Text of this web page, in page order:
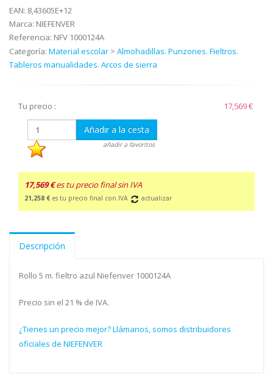
EAN: 8,43605E+12
Marca: NIEFENVER
Referencia: NFV 1000124A
Categoría: Material escolar > Almohadillas. Punzones. Fieltros.
Tableros manualidades. Arcos de sierra
Tu precio : 17,569 €
Añadir a la cesta
añadir a favoritos
17,569 € es tu precio final sin IVA
21,258 € es tu precio final con IVA actualizar
Descripción
Rollo 5 m. fieltro azul Niefenver 1000124A
Precio sin el 21 % de IVA.
¿Tienes un precio mejor? Llámanos, somos distribuidores
oficiales de NIEFENVER